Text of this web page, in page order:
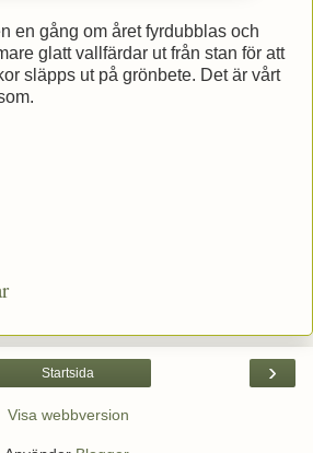
en gång om året fyrdubblas och
glatt vallfärdar ut från stan för att
släpps ut på grönbete. Det är vårt
›
Startsida
Visa webbversion